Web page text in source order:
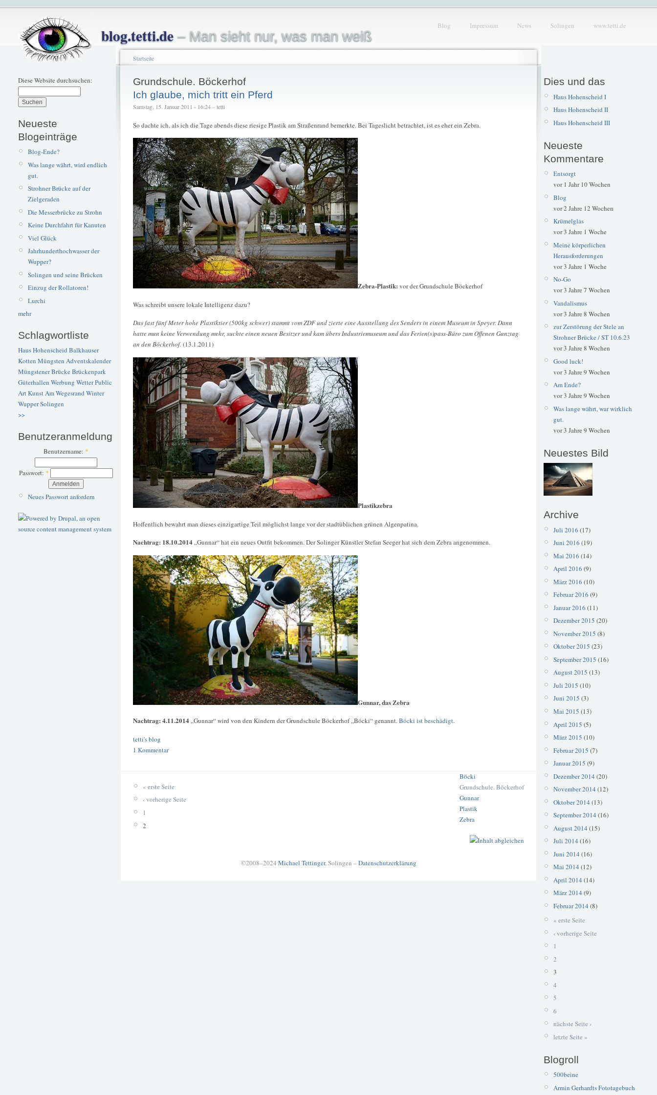
blog.tetti.de– Man sieht nur, was man weiß
Blog Impressum News Solingen www.tetti.de
Diese Website durchsuchen:
Neueste
Blogeinträge
Blog-Ende?
Was lange währt, wird endlich
gut.
Strohner Brücke auf der
Zielgeraden
Die Messerbrücke zu Strohn
Keine Durchfahrt für Kanuten
Viel Glück
Jahrhunderthochwasser der
Wupper?
Solingen und seine Brücken
Einzug der Rollatoren!
Lurchi
mehr
Schlagwortliste
Haus Hohenscheid Balkhauser
Kotten Müngsten Adventskalender
Müngstener BrückeBrückenpark
Güterhallen Werbung WetterPublic
ArtKunstAm Wegesrand Winter
WupperSolingen
>>
Benutzeranmeldung
Benutzername: *
Passwort: *
Neues Passwort anfordern
Startseite
Grundschule. Böckerhof
Ich glaube, mich tritt ein Pferd
Samstag, 15. Januar 2011 - 16:24 – tetti
So dachte ich, als ich die Tage abends diese riesige Plastik am Straßenrand bemerkte. Bei Tageslicht betrachtet, ist es eher ein Zebra.
Zebra-Plastik: vor der Grundschule Böckerhof
Was schreibt unsere lokale Intelligenz dazu?
Das fast fünf Meter hohe Plastiktier (500kg schwer) stammt vom ZDF und zierte eine Ausstellung des Senders in einem Museum in Speyer. Dann
hatte man keine Verwendung mehr, suchte einen neuen Besitzer und kam übers Industriemuseum und das Ferien(s)pass-Büro zum Offenen Ganztag
an den Böckerhof. (13.1.2011)
Plastikzebra
Hoffentlich bewahrt man dieses einzigartige Teil möglichst lange vor der stadtüblichen grünen Algenpatina.
Nachtrag: 18.10.2014„Gunnar“ hat ein neues Outfit bekommen. Der Solinger Künstler Stefan Seeger hat sich dem Zebra angenommen.
Gunnar, das Zebra
Nachtrag: 4.11.2014„Gunnar“ wird von den Kindern der Grundschule Böckerhof „Böcki“ genannt.Böcki ist beschädigt.
tetti's blog
1 Kommentar
Böcki
Grundschule. Böckerhof
Gunnar
Plastik
Zebra
« erste Seite
‹ vorherige Seite
1
2
©2008–2024 Michael Tettinger, Solingen –Datenschutzerklärung
Dies und das
Haus Hohenscheid I
Haus Hohenscheid II
Haus Hohenscheid III
Neueste
Kommentare
Entsorgt
vor 1 Jahr 10 Wochen
Blog
vor 2 Jahre 12 Wochen
Krümelglas
vor 3 Jahre 1 Woche
Meine körperlichen
Herausforderungen
vor 3 Jahre 1 Woche
No-Go
vor 3 Jahre 7 Wochen
Vandalismus
vor 3 Jahre 8 Wochen
zur Zerstörung der Stele an
Strohner Brücke / ST 10.6.23
vor 3 Jahre 8 Wochen
Good luck!
vor 3 Jahre 9 Wochen
Am Ende?
vor 3 Jahre 9 Wochen
Was lange währt, war wirklich
gut.
vor 3 Jahre 9 Wochen
Neuestes Bild
Archive
Juli 2016 (17)
Juni 2016 (19)
Mai 2016 (14)
April 2016 (9)
März 2016 (10)
Februar 2016 (9)
Januar 2016 (11)
Dezember 2015 (20)
November 2015 (8)
Oktober 2015 (23)
September 2015 (16)
August 2015 (13)
Juli 2015 (10)
Juni 2015 (3)
Mai 2015 (13)
April 2015 (5)
März 2015 (10)
Februar 2015 (7)
Januar 2015 (9)
Dezember 2014 (20)
November 2014 (12)
Oktober 2014 (13)
September 2014 (16)
August 2014 (15)
Juli 2014 (16)
Juni 2014 (16)
Mai 2014 (12)
April 2014 (14)
März 2014 (9)
Februar 2014 (8)
« erste Seite
‹ vorherige Seite
1
2
3
4
5
6
nächste Seite ›
letzte Seite »
Blogroll
500beine
Armin Gerhardts Fototagebuch